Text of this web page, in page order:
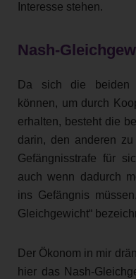
Interesse stehen.
Nash-
Da sich die beiden
können, um durch
erhalten, besteht die
darin, den anderen
Gefängnisstrafe für
auch wenn dadurch
ins Gefängnis
Gleichgewicht“
Der Ökonom in mir
hier das Nash-